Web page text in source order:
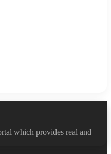
which provides real and